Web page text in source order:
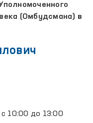
(Омбудсмана) в
с 10:00 до 13:00